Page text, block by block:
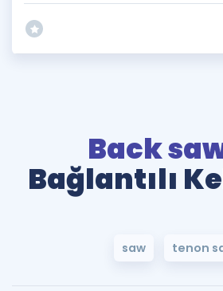
Back
Bağlantılı
saw tenon